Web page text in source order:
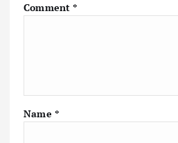
Comment*
Name *